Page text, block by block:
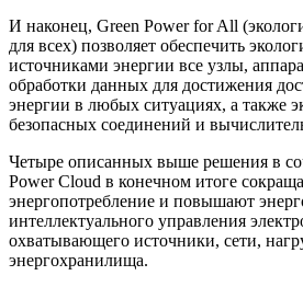
И наконец, Green Power for All
для всех) позволяет обеспечить
источниками энергии все узлы,
обработки данных для достижения
энергии в любых ситуациях, а также
безопасных соединений и
Четыре описанных выше решения в
Power Cloud в конечном итоге
энергопотребление и повышают
интеллектуального управления
охватывающего источники, сети,
энергохранилища.